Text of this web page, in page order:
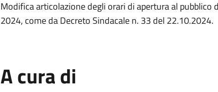
Modifica articolazione degli orari di apertura al
2024, come da Decreto Sindacale n. 33 del 22.10.2024.
A cura di